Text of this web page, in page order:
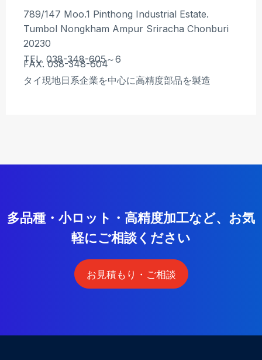
789/147 Moo.1 Pinthong Industrial Estate.
Tumbol Nongkham Ampur Sriracha Chonburi
20230
TEL. 038-348-605～6
FAX. 038-348-604
タイ現地日系企業を中心に高精度部品を製造
多品種 ・ 小ロ ッ ト ・ 高精度加工など、 お気
軽にご相談く ださい
お見積もり・ご相談